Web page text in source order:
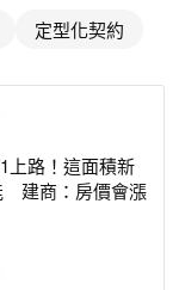
定型化契約
上路！這面積新
建商：房價會漲